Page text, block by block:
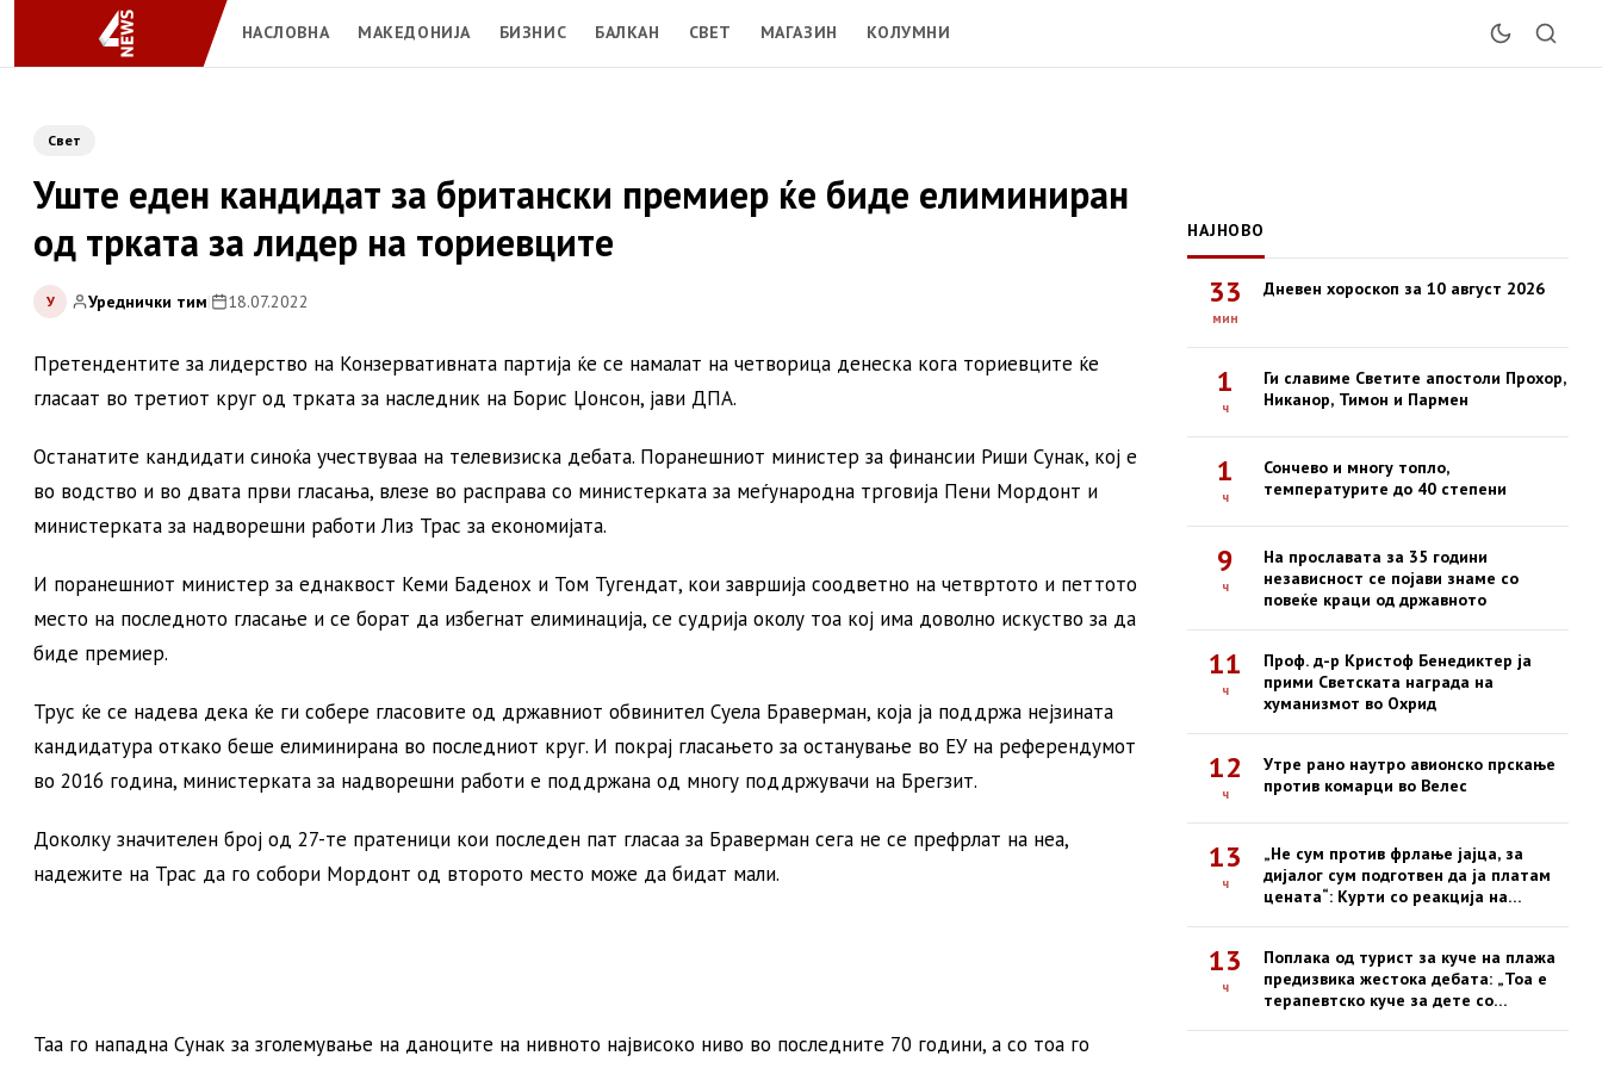
НАСЛОВНА МАКЕДОНИЈА БИЗНИС БАЛКАН СВЕТ МАГАЗИН КОЛУМНИ
Свет
Уште еден кандидат за британски премиер ќе биде елиминиран
од трката за лидер на ториевците
У Уреднички тим| 18.07.2022
Претендентите за лидерство на Конзервативната партија ќе се намалат на четворица денеска кога ториевците ќе
гласаат во третиот круг од трката за наследник на Борис Џонсон, јави ДПА.
Останатите кандидати синоќа учествуваа на телевизиска дебата. Поранешниот министер за финансии Риши Сунак, кој е
во водство и во двата први гласања, влезе во расправа со министерката за меѓународна трговија Пени Мордонт и
министерката за надворешни работи Лиз Трас за економијата.
И поранешниот министер за еднаквост Кеми Баденох и Том Тугендат, кои завршија соодветно на четвртото и петтото
место на последното гласање и се борат да избегнат елиминација, се судрија околу тоа кој има доволно искуство за да
биде премиер.
Трус ќе се надева дека ќе ги собере гласовите од државниот обвинител Суела Браверман, која ја поддржа нејзината
кандидатура откако беше елиминирана во последниот круг. И покрај гласањето за останување во ЕУ на референдумот
во 2016 година, министерката за надворешни работи е поддржана од многу поддржувачи на Брегзит.
Доколку значителен број од 27-те пратеници кои последен пат гласаа за Браверман сега не се префрлат на неа,
надежите на Трас да го собори Мордонт од второто место може да бидат мали.
Таа го нападна Сунак за зголемување на даноците на нивното највисоко ниво во последните 70 години, а со тоа го
НАЈНОВО
33
мин
Дневен хороскоп за 10 август 2026
1
ч
Ги славиме Светите апостоли Прохор,
Никанор, Тимон и Пармен
1
ч
Сончево и многу топло,
температурите до 40 степени
9
ч
На прославата за 35 години
независност се појави знаме со
повеќе краци од државното
11
ч
Проф. д-р Кристоф Бенедиктер ја
прими Светската награда на
хуманизмот во Охрид
12
ч
Утре рано наутро авионско прскање
против комарци во Велес
13
ч
„Не сум против фрлање јајца, за
дијалог сум подготвен да ја платам
цената“: Курти со реакција на
13
ч
Поплака од турист за куче на плажа
предизвика жестока дебата: „Тоа е
терапевтско куче за дете со